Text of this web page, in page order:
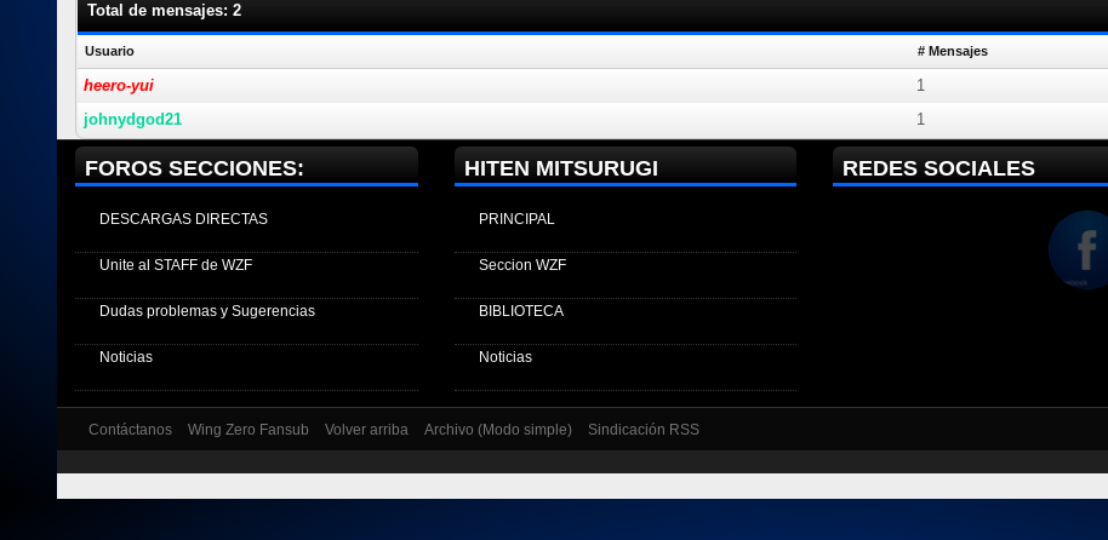
Total de mensajes: 2
Usuario # Mensajes
heero-yui
1
johnydgod21
1
FOROS SECCIONES:
DESCARGAS DIRECTAS
Unite al STAFF de WZF
Dudas problemas y Sugerencias
Noticias
HITEN MITSURUGI
PRINCIPAL
Seccion WZF
BIBLIOTECA
Noticias
REDES SOCIALES
Contáctanos Wing Zero Fansub Volver arriba Archivo (Modo simple) Sindicación RSS